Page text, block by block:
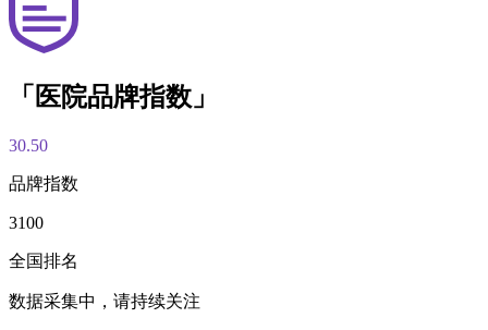
「医院品牌指数」
30.50
品牌指数
3100
全国排名
数据采集中，请持续关注